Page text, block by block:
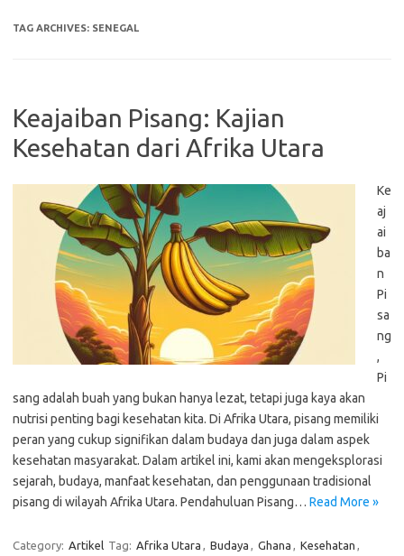
TAG ARCHIVES: SENEGAL
Keajaiban Pisang: Kajian
Kesehatan dari Afrika Utara
Ke
aj
ai
ba
n
Pi
sa
ng
,
Pi
sang adalah buah yang bukan hanya lezat, tetapi juga kaya akan
nutrisi penting bagi kesehatan kita. Di Afrika Utara, pisang memiliki
peran yang cukup signifikan dalam budaya dan juga dalam aspek
kesehatan masyarakat. Dalam artikel ini, kami akan mengeksplorasi
sejarah, budaya, manfaat kesehatan, dan penggunaan tradisional
pisang di wilayah Afrika Utara. Pendahuluan Pisang… Read More »
Category: Artikel Tag: Afrika Utara , Budaya , Ghana , Kesehatan ,